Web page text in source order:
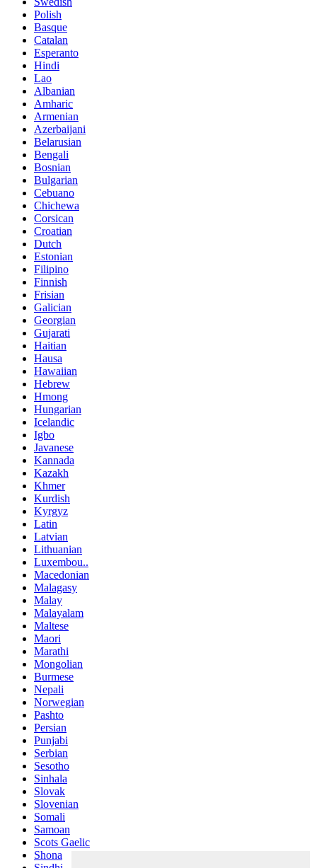
Polish
Basque
Catalan
Esperanto
Hindi
Lao
Albanian
Amharic
Armenian
Azerbaijani
Belarusian
Bengali
Bosnian
Bulgarian
Cebuano
Chichewa
Corsican
Croatian
Dutch
Estonian
Filipino
Finnish
Frisian
Galician
Georgian
Gujarati
Haitian
Hausa
Hawaiian
Hebrew
Hmong
Hungarian
Icelandic
Igbo
Javanese
Kannada
Kazakh
Khmer
Kurdish
Kyrgyz
Latin
Latvian
Lithuanian
Luxembou..
Macedonian
Malagasy
Malay
Malayalam
Maltese
Maori
Marathi
Mongolian
Burmese
Nepali
Norwegian
Pashto
Persian
Punjabi
Serbian
Sesotho
Sinhala
Slovak
Slovenian
Somali
Samoan
Scots Gaelic
Shona